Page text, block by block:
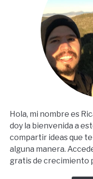
Hola, mi nombre es
doy la bienvenida a
compartir ideas que
alguna manera.
gratis de crecimiento